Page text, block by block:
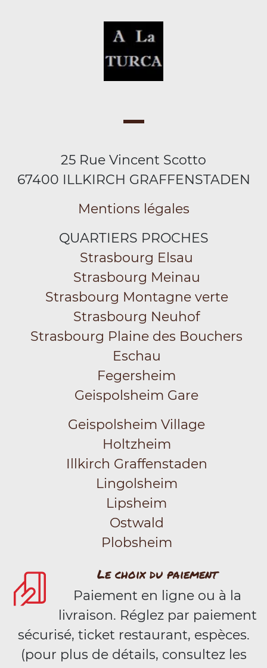
25 Rue Vincent Scotto
67400 ILLKIRCH GRAFFENSTADEN
Mentions légales
QUARTIERS PROCHES
Strasbourg Elsau
Strasbourg Meinau
Strasbourg Montagne verte
Strasbourg Neuhof
Strasbourg Plaine des Bouchers
Eschau
Fegersheim
Geispolsheim Gare
Geispolsheim Village
Holtzheim
Illkirch Graffenstaden
Lingolsheim
Lipsheim
Ostwald
Plobsheim
Le choix du paiement
Paiement en ligne ou à la
livraison. Réglez par paiement
sécurisé, ticket restaurant, espèces.
(pour plus de détails, consultez les